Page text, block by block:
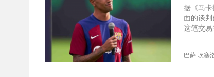
据《马
面的谈判
这笔交
巴萨 坎塞